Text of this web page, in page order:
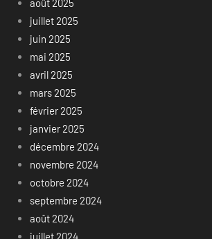
août 2025
juillet 2025
juin 2025
mai 2025
avril 2025
mars 2025
février 2025
janvier 2025
décembre 2024
novembre 2024
octobre 2024
septembre 2024
août 2024
juillet 2024